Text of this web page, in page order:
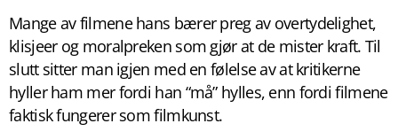
Mange av filmene hans bærer preg av overtydelighet,
klisjeer og moralpreken som gjør at de mister kraft. Til
slutt sitter man igjen med en følelse av at kritikerne
hyller ham mer fordi han “må” hylles, enn fordi filmene
faktisk fungerer som filmkunst.